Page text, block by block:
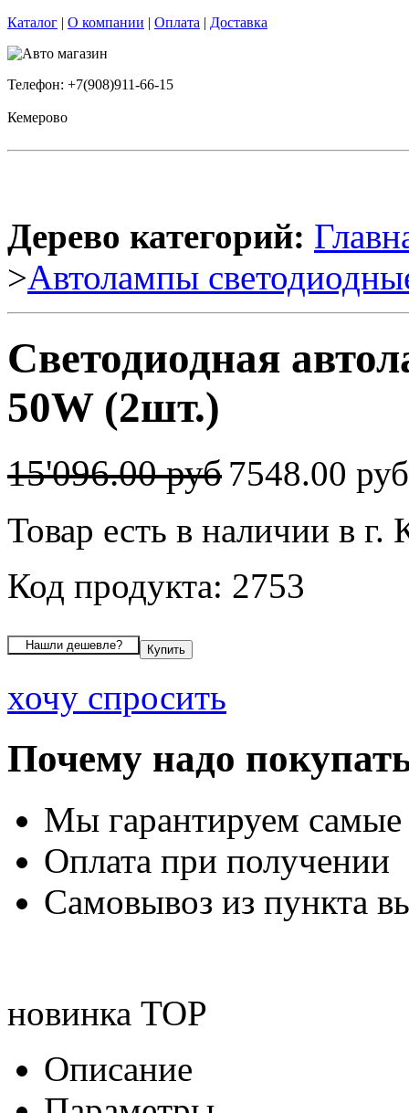
Каталог | О компании | Оплата | Доставка
Телефон: +7(908)911-66-15
Кемерово
Дерево категорий:
>Автолампы
Светодиодная
50W (2шт.)
15'096.00 руб 7548.00
Товар есть в наличии в г.
Код продукта: 2753
хочу спросить
Почему надо
Мы гарантируем
Оплата при получении
Самовывоз из пункта
новинка TOP
Описание